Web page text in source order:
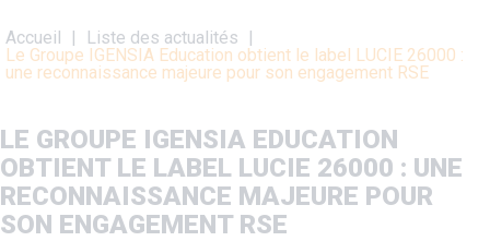
Fil
d'Ariane
Accueil
Liste des actualités
Le Groupe IGENSIA Education obtient le label LUCIE 26000 :
une reconnaissance majeure pour son engagement RSE
LE GROUPE IGENSIA EDUCATION
OBTIENT LE LABEL LUCIE 26000 : UNE
RECONNAISSANCE MAJEURE POUR
SON ENGAGEMENT RSE